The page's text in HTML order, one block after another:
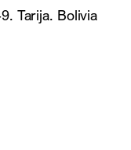
Tarija. Bolivia